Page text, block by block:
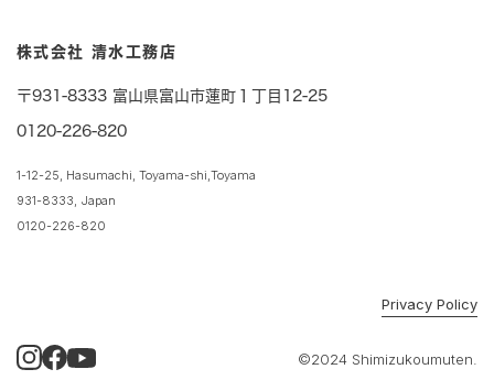
株式会社 清水工務店
〒931-8333 富山県富山市蓮町１丁目12-25
0120-226-820
1-12-25, Hasumachi, Toyama-shi,Toyama
931-8333, Japan
0120-226-820
Privacy Policy
©2024 Shimizukoumuten.